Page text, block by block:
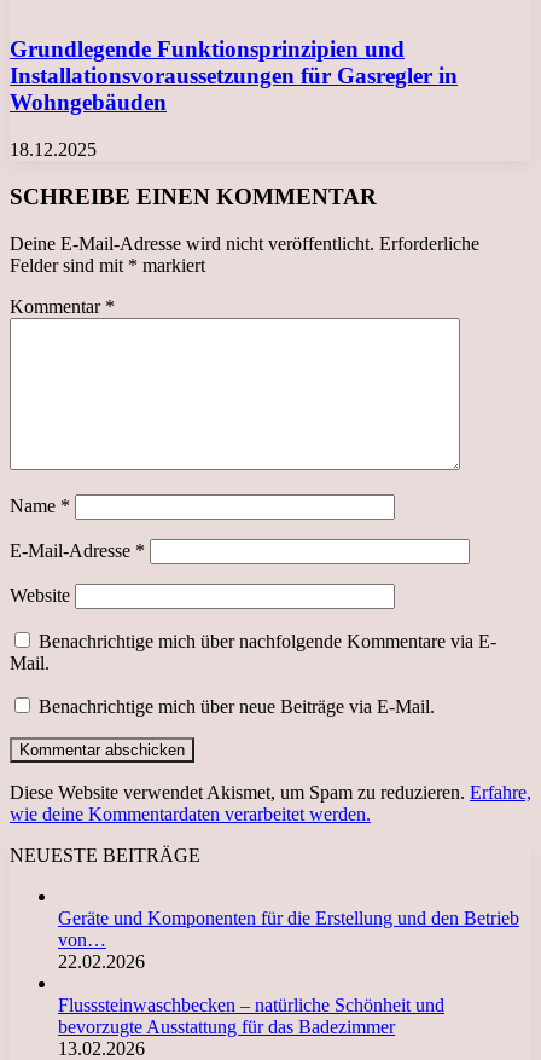
Grundlegende Funktionsprinzipien und
Installationsvoraussetzungen für Gasregler in
Wohngebäuden
18.12.2025
SCHREIBE EINEN KOMMENTAR
Deine E-Mail-Adresse wird nicht veröffentlicht. Erforderliche
Felder sind mit * markiert
Kommentar *
Name *
E-Mail-Adresse *
Website
Benachrichtige mich über nachfolgende Kommentare via E-
Mail.
Benachrichtige mich über neue Beiträge via E-Mail.
Diese Website verwendet Akismet, um Spam zu reduzieren. Erfahre,
wie deine Kommentardaten verarbeitet werden.
NEUESTE BEITRÄGE
Geräte und Komponenten für die Erstellung und den Betrieb
von…
22.02.2026
Flusssteinwaschbecken – natürliche Schönheit und
bevorzugte Ausstattung für das Badezimmer
13.02.2026